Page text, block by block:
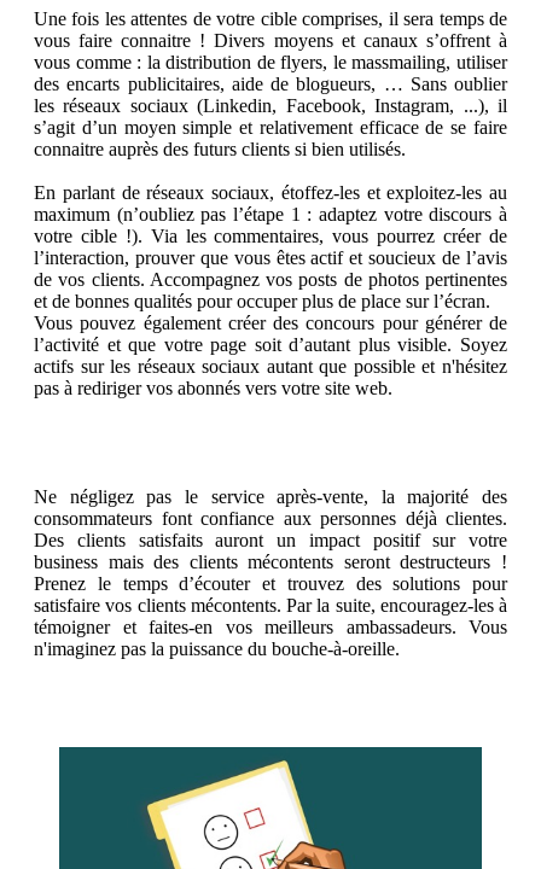
Une fois les attentes de votre cible comprises, il sera temps de
vous faire connaitre ! Divers moyens et canaux s’offrent à
vous comme : la distribution de flyers, le massmailing, utiliser
des encarts publicitaires, aide de blogueurs, … Sans oublier
les réseaux sociaux (Linkedin, Facebook, Instagram, ...), il
s’agit d’un moyen simple et relativement efficace de se faire
connaitre auprès des futurs clients si bien utilisés.
En parlant de réseaux sociaux, étoffez-les et exploitez-les au
maximum (n’oubliez pas l’étape 1 : adaptez votre discours à
votre cible !). Via les commentaires, vous pourrez créer de
l’interaction, prouver que vous êtes actif et soucieux de l’avis
de vos clients. Accompagnez vos posts de photos pertinentes
et de bonnes qualités pour occuper plus de place sur l’écran.
Vous pouvez également créer des concours pour générer de
l’activité et que votre page soit d’autant plus visible. Soyez
actifs sur les réseaux sociaux autant que possible et n'hésitez
pas à rediriger vos abonnés vers votre site web.
Ne négligez pas le service après-vente, la majorité des
consommateurs font confiance aux personnes déjà clientes.
Des clients satisfaits auront un impact positif sur votre
business mais des clients mécontents seront destructeurs !
Prenez le temps d’écouter et trouvez des solutions pour
satisfaire vos clients mécontents. Par la suite, encouragez-les à
témoigner et faites-en vos meilleurs ambassadeurs. Vous
n'imaginez pas la puissance du bouche-à-oreille.